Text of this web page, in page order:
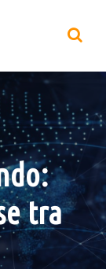
tra